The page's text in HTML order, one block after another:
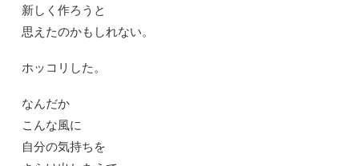
新しく作ろうと
思えたのかもしれない。
ホッコリした。
なんだか
こんな風に
自分の気持ちを